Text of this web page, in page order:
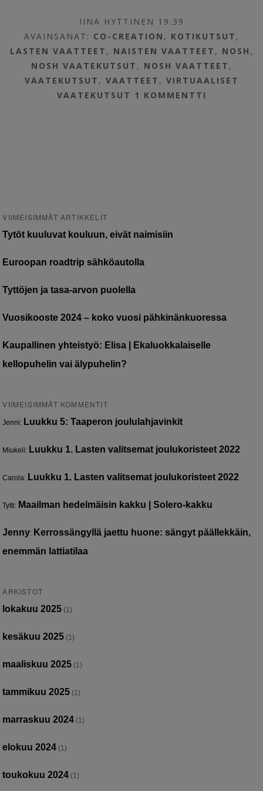
IINA HYTTINEN 19:39
AVAINSANAT: CO-CREATION , KOTIKUTSUT ,
LASTEN VAATTEET , NAISTEN VAATTEET , NOSH ,
NOSH VAATEKUTSUT , NOSH VAATTEET ,
VAATEKUTSUT ,VAATTEET ,VIRTUAALISET
VAATEKUTSUT 1 KOMMENTTI
VIIMEISIMMÄT ARTIKKELIT
Tytöt kuuluvat kouluun, eivät naimisiin
Euroopan roadtrip sähköautolla
Tyttöjen ja tasa-arvon puolella
Vuosikooste 2024 – koko vuosi pähkinänkuoressa
Kaupallinen yhteistyö: Elisa | Ekaluokkalaiselle
kellopuhelin vai älypuhelin?
VIIMEISIMMÄT KOMMENTIT
Jenni: Luukku 5: Taaperon joululahjavinkit
Miukeli: Luukku 1. Lasten valitsemat joulukoristeet 2022
Carola: Luukku 1. Lasten valitsemat joulukoristeet 2022
Tytti: Maailman hedelmäisin kakku | Solero-kakku
Jenny: Kerrossängyllä jaettu huone: sängyt päällekkäin,
enemmän lattiatilaa
ARKISTOT
lokakuu 2025 (1)
kesäkuu 2025 (1)
maaliskuu 2025 (1)
tammikuu 2025 (1)
marraskuu 2024 (1)
elokuu 2024 (1)
toukokuu 2024 (1)